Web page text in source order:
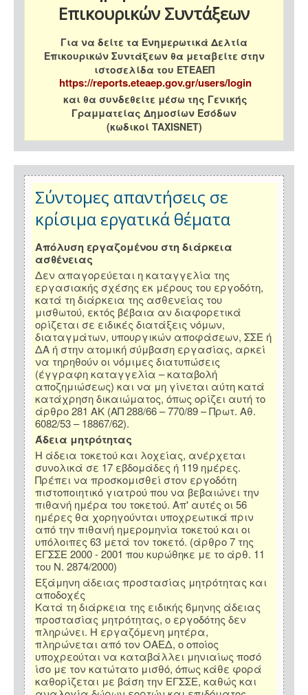
Επικουρικών Συντάξεων
Για να δείτε τα Ενημερωτικά Δελτία
Επικουρικών Συντάξεων θα μεταβείτε στην
ιστοσελίδα του ΕΤΕΑΕΠ
https://reports.eteaep.gov.gr/users/login
και θα συνδεθείτε μέσω της Γενικής
Γραμματείας Δημοσίων Εσόδων
(κωδικοί TAXISNET)
Σύντομες απαντήσεις σε
κρίσιμα εργατικά θέματα
Απόλυση εργαζομένου στη διάρκεια
ασθένειας
Δεν απαγορεύεται η καταγγελία της
εργασιακής σχέσης εκ μέρους του εργοδότη,
κατά τη διάρκεια της ασθενείας του
μισθωτού, εκτός βέβαια αν διαφορετικά
ορίζεται σε ειδικές διατάξεις νόμων,
διαταγμάτων, υπουργικών αποφάσεων, ΣΣΕ ή
ΔΑ ή στην ατομική σύμβαση εργασίας, αρκεί
να τηρηθούν οι νόμιμες διατυπώσεις
(έγγραφη καταγγελία – καταβολή
αποζημιώσεως) και να μη γίνεται αύτη κατά
κατάχρηση δικαιώματος, όπως ορίζει αυτή το
άρθρο 281 ΑΚ (ΑΠ 288/66 – 770/89 – Πρωτ. Αθ.
6082/53 – 18867/62).
Άδεια μητρότητας
Η άδεια τοκετού και λοχείας, ανέρχεται
συνολικά σε 17 εβδομάδες ή 119 ημέρες.
Πρέπει να προσκομισθεί στον εργοδότη
πιστοποιητικό γιατρού που να βεβαιώνει την
πιθανή ημέρα του τοκετού. Απ' αυτές οι 56
ημέρες θα χορηγούνται υποχρεωτικά πριν
από την πιθανή ημερομηνία τοκετού και οι
υπόλοιπες 63 μετά τον τοκετό. (άρθρο 7 της
ΕΓΣΣΕ 2000 - 2001 που κυρώθηκε με το άρθ. 11
του Ν. 2874/2000)
Εξάμηνη άδειας προστασίας μητρότητας και
αποδοχές
Κατά τη διάρκεια της ειδικής 6μηνης άδειας
προστασίας μητρότητας, ο εργοδότης δεν
πληρώνει. Η εργαζόμενη μητέρα,
πληρώνεται από τον ΟΑΕΔ, ο οποίος
υποχρεούται να καταβάλλει μηνιαίως ποσό
ίσο με τον κατώτατο μισθό, όπως κάθε φορά
καθορίζεται με βάση την ΕΓΣΣΕ, καθώς και